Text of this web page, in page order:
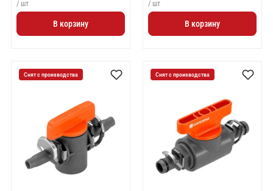
/ шт
В корзину
/ шт
В корзину
Снят с производства Снят с производства